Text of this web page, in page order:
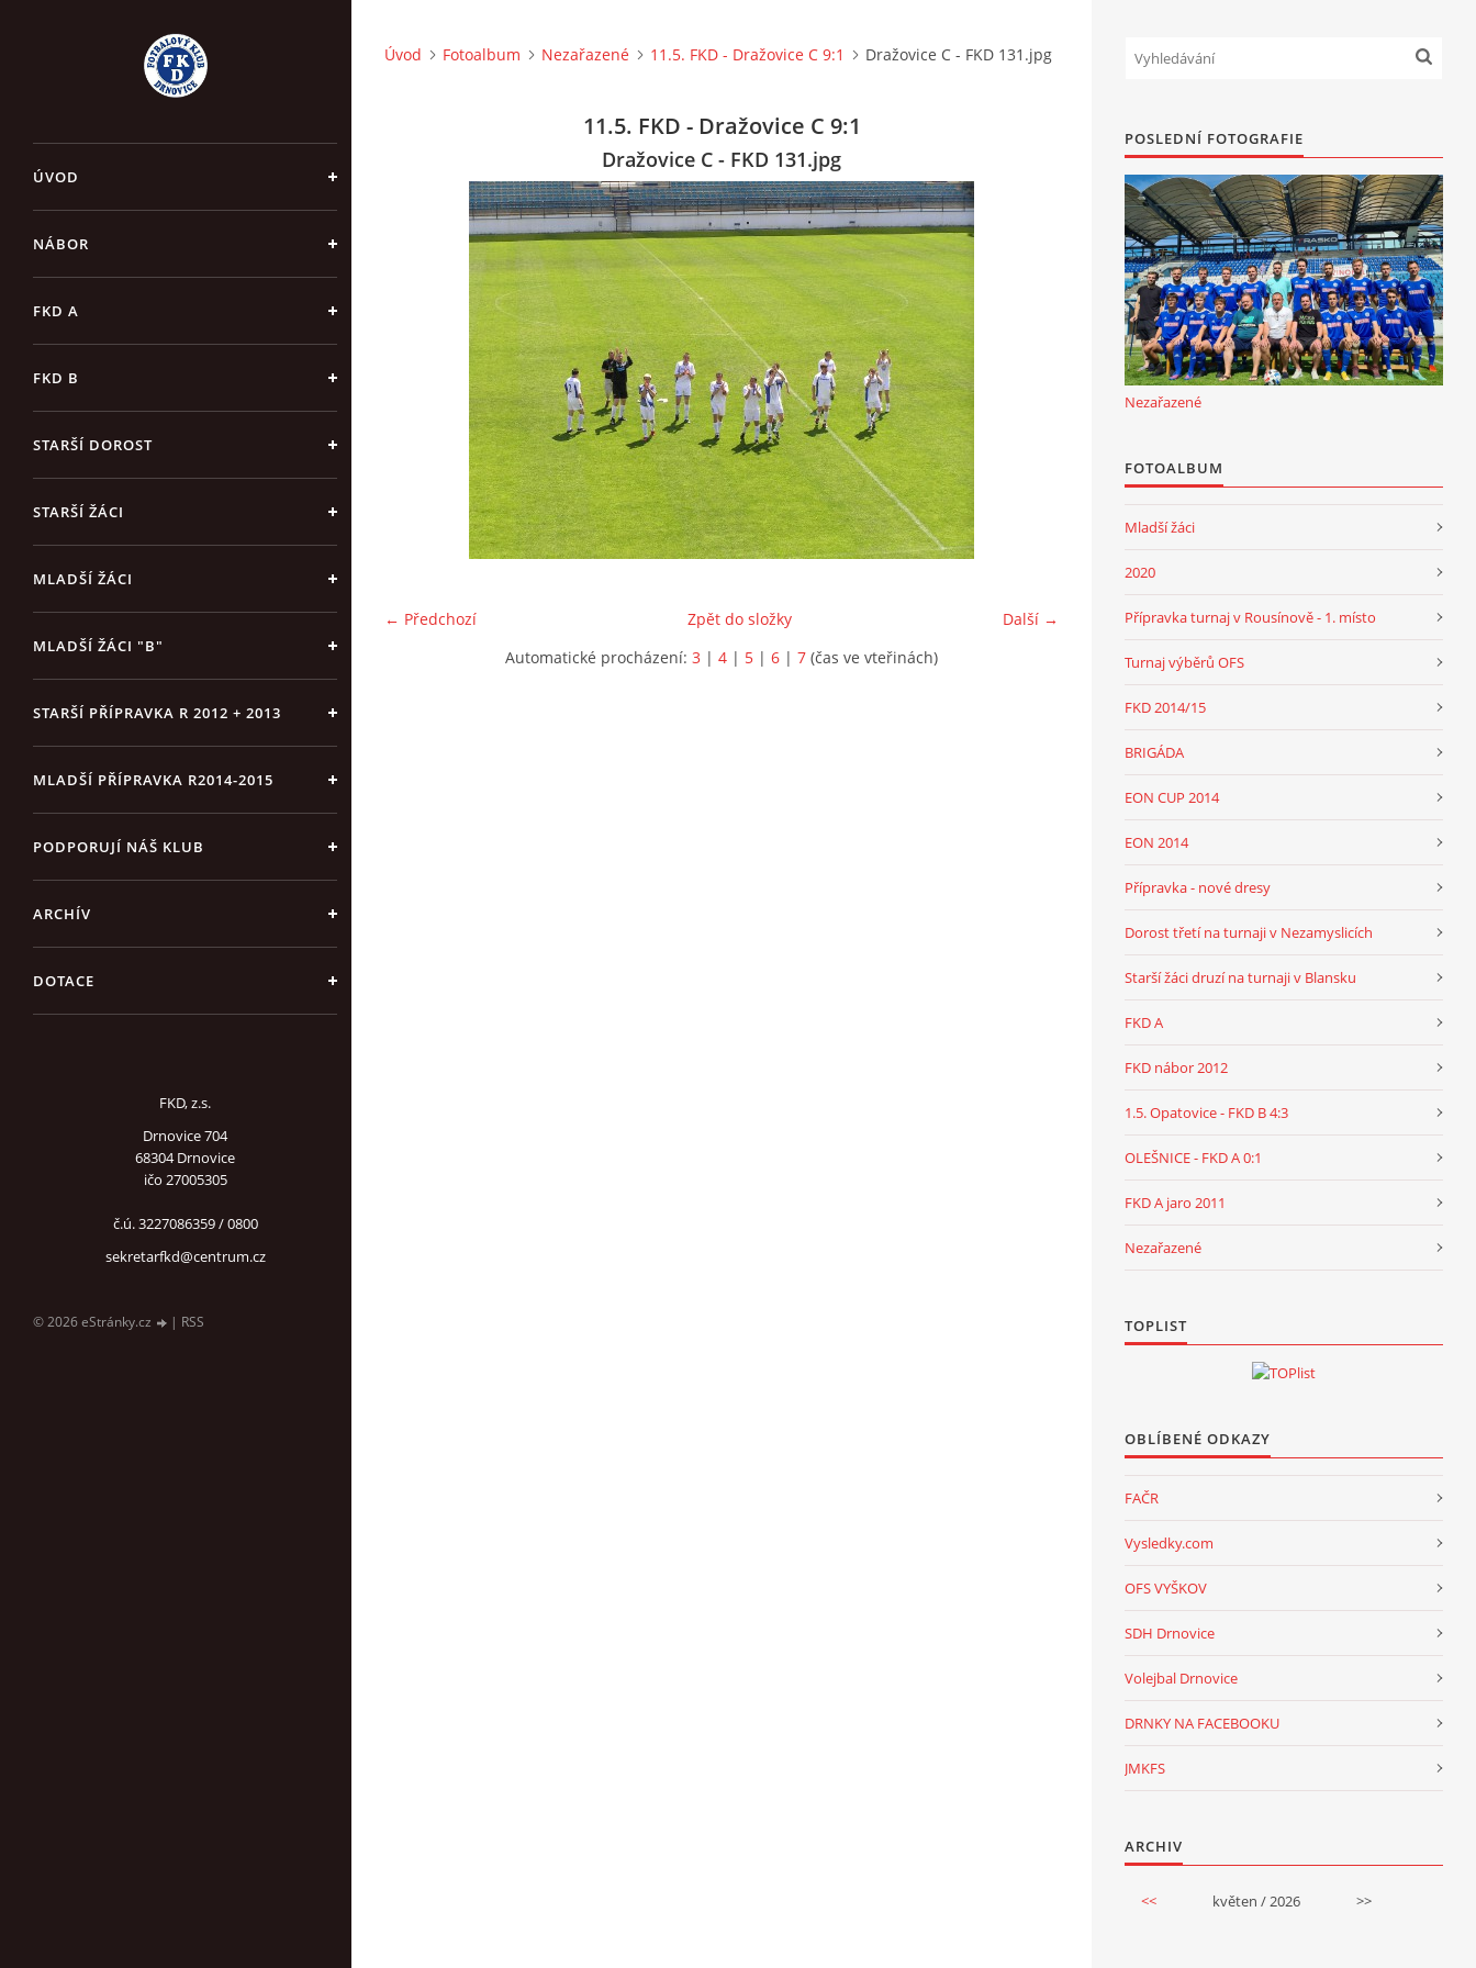
ÚVOD
NÁBOR
FKD A
FKD B
STARŠÍ DOROST
STARŠÍ ŽÁCI
MLADŠÍ ŽÁCI
MLADŠÍ ŽÁCI "B"
STARŠÍ PŘÍPRAVKA R 2012 + 2013
MLADŠÍ PŘÍPRAVKA R2014-2015
PODPORUJÍ NÁŠ KLUB
ARCHÍV
DOTACE
FKD, z.s.
Drnovice 704
68304 Drnovice
ičo 27005305
č.ú. 3227086359 / 0800
sekretarfkd@centrum.cz
© 2026 eStránky.cz | RSS
Úvod Fotoalbum Nezařazené 11.5. FKD - Dražovice C 9:1 Dražovice C - FKD 131.jpg
11.5. FKD - Dražovice C 9:1
Dražovice C - FKD 131.jpg
← Předchozí Další →
Zpět do složky
Automatické procházení: 3 | 4 | 5 | 6 | 7 (čas ve vteřinách)
POSLEDNÍ FOTOGRAFIE
Nezařazené
FOTOALBUM
Mladší žáci
2020
Přípravka turnaj v Rousínově - 1. místo
Turnaj výběrů OFS
FKD 2014/15
BRIGÁDA
EON CUP 2014
EON 2014
Přípravka - nové dresy
Dorost třetí na turnaji v Nezamyslicích
Starší žáci druzí na turnaji v Blansku
FKD A
FKD nábor 2012
1.5. Opatovice - FKD B 4:3
OLEŠNICE - FKD A 0:1
FKD A jaro 2011
Nezařazené
TOPLIST
OBLÍBENÉ ODKAZY
FAČR
Vysledky.com
OFS VYŠKOV
SDH Drnovice
Volejbal Drnovice
DRNKY NA FACEBOOKU
JMKFS
ARCHIV
<< květen / 2026 >>